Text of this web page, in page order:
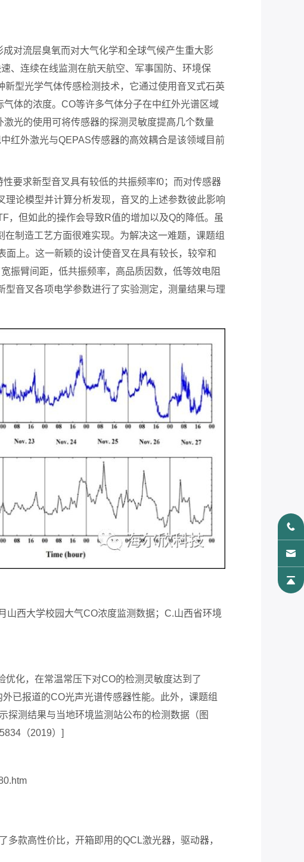
对流层臭氧而对大气化学和全球气候产生重大影
、连续在线监测在航天航空、军事国防、环境保
型光学气体传感检测技术，它通过使用音叉式石英
体的浓度。CO等许多气体分子在中红外光谱区域
光的使用可将传感器的探测灵敏度提高几个数量
红外激光与QEPAS传感器的高效耦合是该领域目前
要求新型音叉具有较低的共振频率f0；而对传感器
论模型并计算分析发现，音叉的上述参数彼此影响
，但如此的操作会导致R值的增加以及Q的降低。虽
制造工艺方面很难实现。为解决这一难题，课题组
上。这一新颖的设计使音叉在具有较长，较窄和
振臂间距，低共振频率，高品质因数，低等效电阻
音叉各项电学参数进行了实验测定，测量结果与理
山西大学校园大气CO浓度监测数据；C.山西省环境
化，在常温常压下对CO的检测灵敏度达到了
已报道的CO光声光谱传感器性能。此外，课题组
探测结果与当地环境监测站公布的检测数据（图
（2019）]
款高性价比，开箱即用的QCL激光器，驱动器，